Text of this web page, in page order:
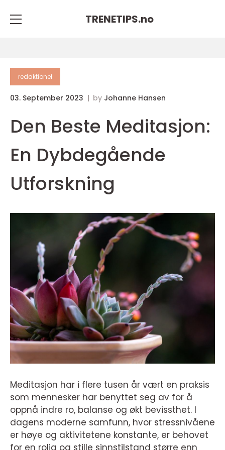
TRENETIPS.no
redaktionel
03. September 2023 by Johanne Hansen
Den Beste Meditasjon:
En Dybdegående
Utforskning
Meditasjon har i flere tusen år vært en praksis
som mennesker har benyttet seg av for å
oppnå indre ro, balanse og økt bevissthet. I
dagens moderne samfunn, hvor stressnivåene
er høye og aktivitetene konstante, er behovet
for en rolig og stille sinnstilstand større enn